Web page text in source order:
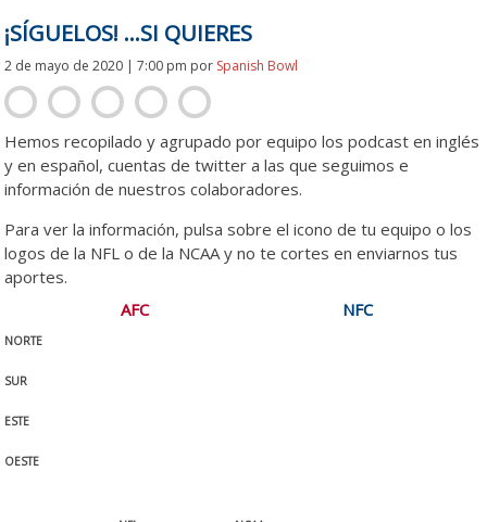
¡SÍGUELOS! …SI QUIERES
2 de mayo de 2020 | 7:00 pm por Spanish Bowl
Hemos recopilado y agrupado por equipo los podcast en inglés
y en español, cuentas de twitter a las que seguimos e
información de nuestros colaboradores.
Para ver la información, pulsa sobre el icono de tu equipo o los
logos de la NFL o de la NCAA y no te cortes en enviarnos tus
aportes.
AFC
NFC
NORTE
SUR
ESTE
OESTE